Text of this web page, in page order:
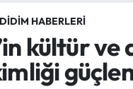
DIDIM HABERLERI
kültür ve
Puan Durumu ve